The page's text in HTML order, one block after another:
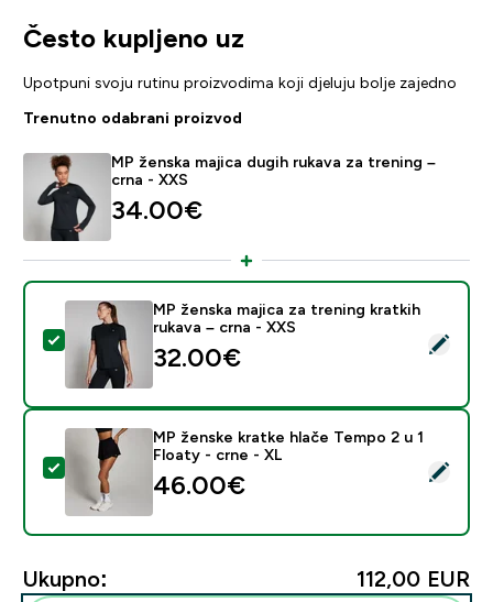
Često kupljeno uz
Upotpuni svoju rutinu proizvodima koji djeluju bolje zajedno
Trenutno odabrani proizvod
MP ženska majica dugih rukava za trening –
crna - XXS
34.00€‎
Odaberi ovaj proizvod - MP ženska majica za trening
MP ženska majica za trening kratkih
rukava – crna - XXS
32.00€‎
Odaberi ovaj proizvod - MP ženske kratke hlače
MP ženske kratke hlače Tempo 2 u 1
Floaty - crne - XL
46.00€‎
Ukupno: 112,00 EUR‎